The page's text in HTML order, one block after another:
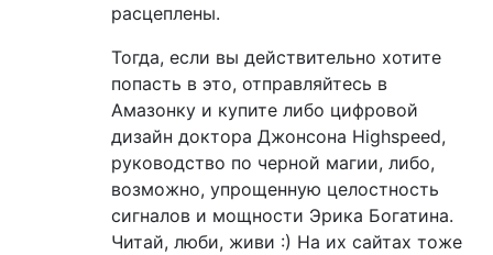
расцеплены.
Тогда, если вы действительно хотите
попасть в это, отправляйтесь в
Амазонку и купите либо цифровой
дизайн доктора Джонсона Highspeed,
руководство по черной магии, либо,
возможно, упрощенную целостность
сигналов и мощности Эрика Богатина.
Читай, люби, живи :) На их сайтах тоже